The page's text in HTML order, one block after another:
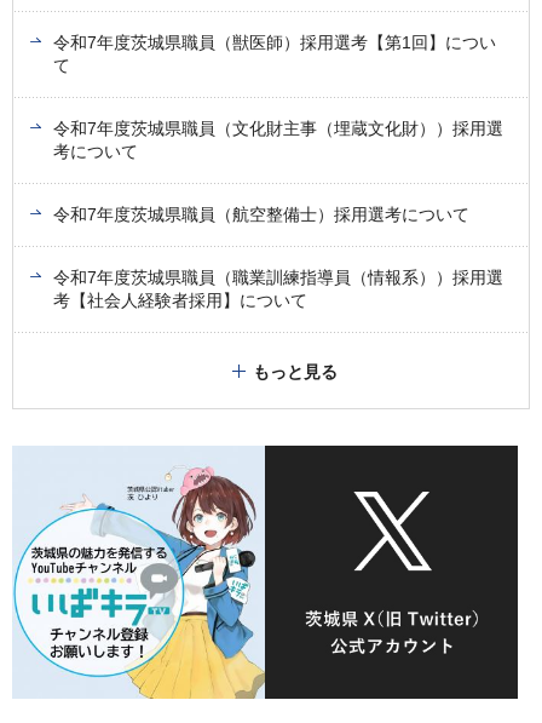
令和7年度茨城県職員（獣医師）採用選考【第1回】につい
て
令和7年度茨城県職員（文化財主事（埋蔵文化財））採用選
考について
令和7年度茨城県職員（航空整備士）採用選考について
令和7年度茨城県職員（職業訓練指導員（情報系））採用選
考【社会人経験者採用】について
もっと見る